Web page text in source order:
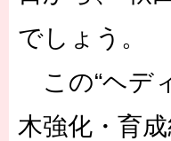
でしょう。
この“ヘデ
木強化・育